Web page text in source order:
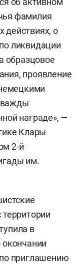
фамилия
о
ликвидации
образцовое
проявление
награде», —
Клары
2-й
им.
в
окончании
приглашению